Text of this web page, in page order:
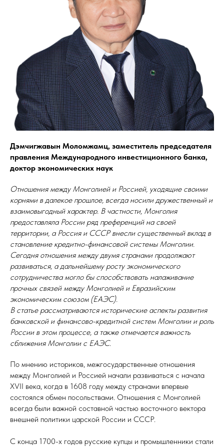
Дэмчигжавын Моломжамц, заместитель председателя
правления Международного инвестиционного банка,
доктор экономических наук
Отношения между Монголией и Россией, уходящие своими
корнями в далекое прошлое, всегда носили дружественный и
взаимовыгодный характер. В частности, Монголия
предоставляла России ряд преференций на своей
территории, а Россия и СССР внесли существенный вклад в
становление кредитно-финансовой системы Монголии.
Сегодня отношения между двумя странами продолжают
развиваться, а дальнейшему росту экономического
сотрудничества могло бы способствовать налаживание
прочных связей между Монголией и Евразийским
экономическим союзом (ЕАЭС).
В статье рассматриваются исторические аспекты развития
банковской и финансово-кредитной систем Монголии и роль
России в этом процессе, а также отмечается важность
сближения Монголии с ЕАЭС.
По мнению историков, межгосударственные отношения
между Монголией и Россией начали развиваться с начала
XVII века, когда в 1608 году между странами впервые
состоялся обмен посольствами. Отношения с Монголией
всегда были важной составной частью восточного вектора
внешней политики царской России и СССР.
С конца 1700-х годов русские купцы и промышленники стали